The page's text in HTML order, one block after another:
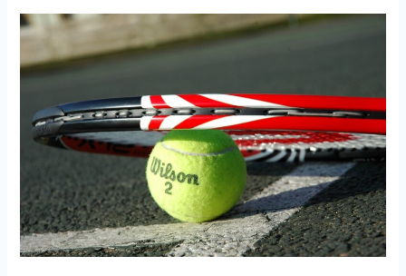
Ausrüstung
Spieltechniken